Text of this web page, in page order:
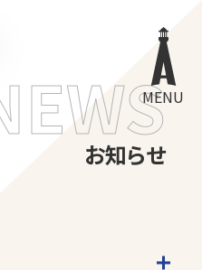
MENU
お知らせ